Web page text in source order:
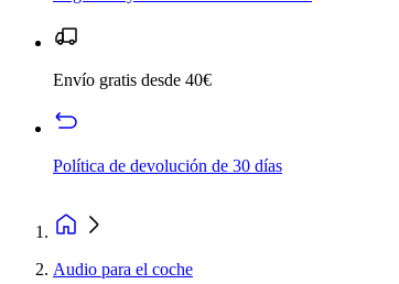
Envío gratis desde 40€
Política de devolución de 30 días
Audio para el coche